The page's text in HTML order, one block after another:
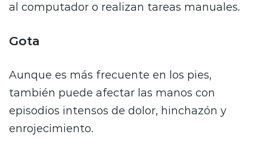
al computador o realizan tareas manuales.
Gota
Aunque es más frecuente en los pies,
también puede afectar las manos con
episodios intensos de dolor, hinchazón y
enrojecimiento.